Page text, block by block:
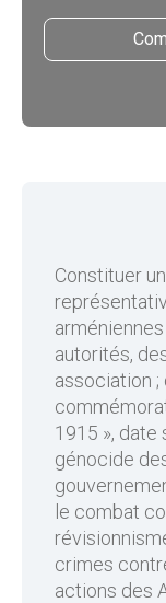
Constituer
autorités,
association
1915 », date
génocide
le combat
crimes
actions des